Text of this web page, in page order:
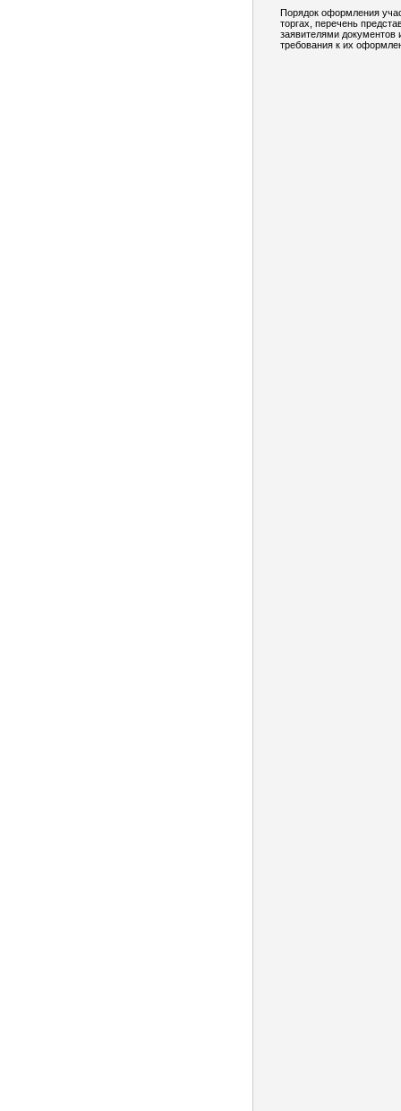
Порядок оформления
торгах, перечень
заявителями документов
требования к их